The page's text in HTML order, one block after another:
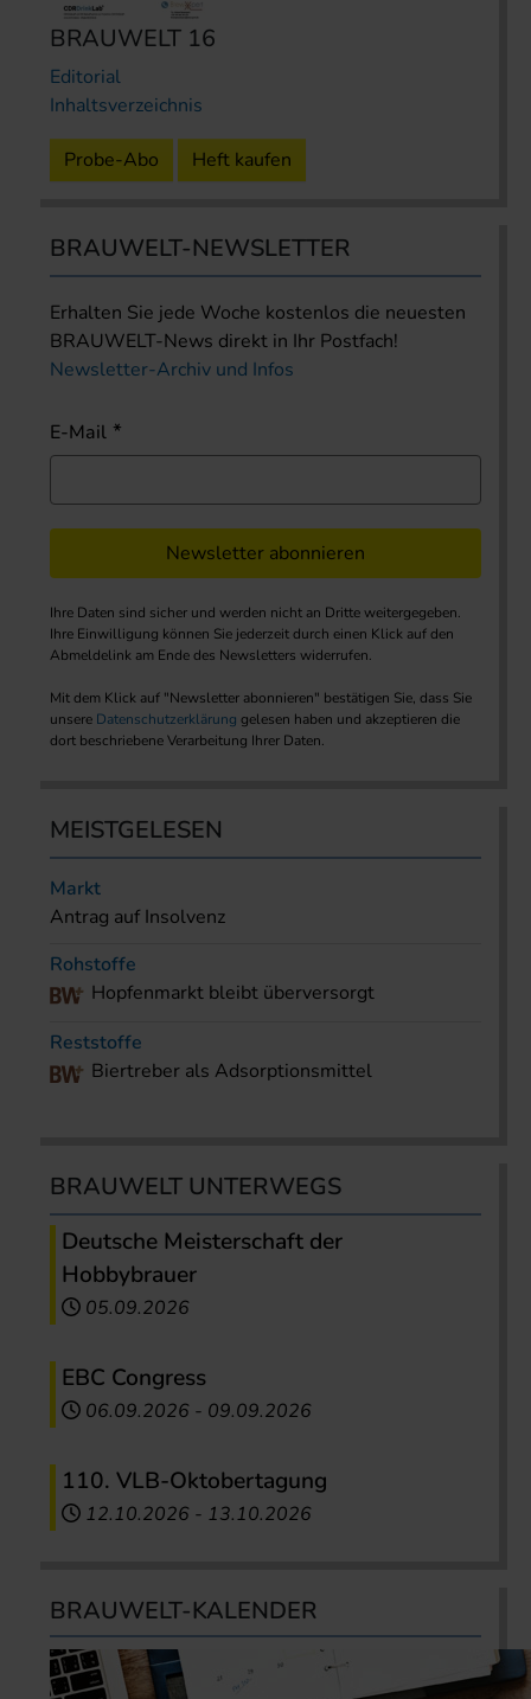
BRAUWELT 16
Editorial
Inhaltsverzeichnis
Probe-Abo Heft kaufen
BRAUWELT-NEWSLETTER
Erhalten Sie jede Woche kostenlos die neuesten
BRAUWELT-News direkt in Ihr Postfach!
Newsletter-Archiv und Infos
E-Mail
Newsletter abonnieren
Ihre Daten sind sicher und werden nicht an Dritte weitergegeben.
Ihre Einwilligung können Sie jederzeit durch einen Klick auf den
Abmeldelink am Ende des Newsletters widerrufen.
Mit dem Klick auf "Newsletter abonnieren" bestätigen Sie, dass Sie
unsere Datenschutzerklärung gelesen haben und akzeptieren die
dort beschriebene Verarbeitung Ihrer Daten.
MEISTGELESEN
Markt
Antrag auf Insolvenz
Rohstoffe
Hopfenmarkt bleibt überversorgt
Reststoffe
Biertreber als Adsorptionsmittel
BRAUWELT UNTERWEGS
Deutsche Meisterschaft der
Hobbybrauer
05.09.2026
EBC Congress
06.09.2026 - 09.09.2026
110. VLB-Oktobertagung
12.10.2026 - 13.10.2026
BRAUWELT-KALENDER